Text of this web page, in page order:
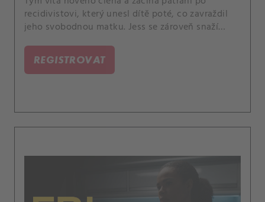
recidivistovi, který unesl dítě poté, co zavraždil
jeho svobodnou matku. Jess se zároveň snaží
došlo při jeho posledním setkání se Sarah.
REGISTROVAT